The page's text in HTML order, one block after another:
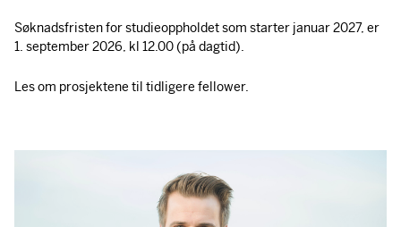
Søknadsfristen for studieoppholdet som starter januar 2027, er
1. september 2026, kl 12.00 (på dagtid).
Les om prosjektene til tidligere fellower.